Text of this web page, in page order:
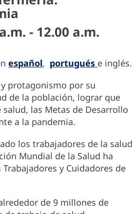
- 12.00 a.m.
español, portugués e inglés.
protagonismo por su
de la población, lograr que
las Metas de Desarrollo
a la pandemia.
los trabajadores de la salud
Mundial de la Salud ha
y Cuidadores de
de 9 millones de